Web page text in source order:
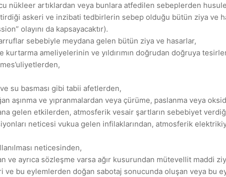
nükleer artıklardan veya bunlara atfedilen sebeplerden
askeri ve inzibati tedbirlerin sebep olduğu bütün ziya ve
olayını da kapsayacaktır).
sebebiyle meydana gelen bütün ziya ve hasarlar,
kurtarma ameliyelerinin ve yıldırımın doğrudan doğruya
su basması gibi tabii afetlerden,
aşınma ve yıpranmalardan veya çürüme, paslanma veya
gelen etkilerden, atmosferik vesair şartların sebebiyet
neticesi vukua gelen infilaklarından, atmosferik
neticesinden,
ve ayrıca sözleşme varsa ağır kusurundan mütevellit maddi
bu eylemlerden doğan sabotaj sonucunda oluşan veya bu